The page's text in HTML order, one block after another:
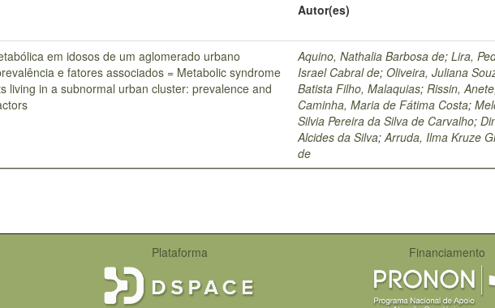
Autor(es)
em idosos de um aglomerado urbano
e fatores associados = Metabolic syndrome
living in a subnormal urban cluster: prevalence and
Aquino, Nathalia Barbosa de;Lira,
Israel Cabral de;Oliveira, Juliana
Batista Filho, Malaquias; Rissin, Anete
Caminha, Maria de Fátima Costa;
Silvia Pereira da Silva de Carvalho;
Alcides da Silva;Arruda, Ilma Kruze
de
Plataforma Financiamento